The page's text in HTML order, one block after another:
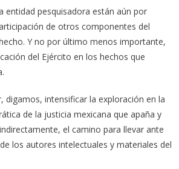
entidad pesquisadora están aún por
de otros componentes del
Y no por último menos importante,
del Ejército en los hechos que
digamos, intensificar la exploración en la
de la justicia mexicana que apaña y
el camino para llevar ante
los autores intelectuales y materiales del